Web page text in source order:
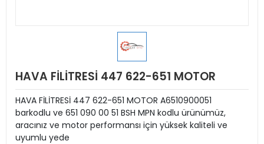
HAVA FİLİTRESİ 447 622-651 MOTOR
HAVA FİLİTRESİ 447 622-651 MOTOR A6510900051
barkodlu ve 651 090 00 51 BSH MPN kodlu ürünümüz,
aracınız ve motor performansı için yüksek kaliteli ve
uyumlu yede